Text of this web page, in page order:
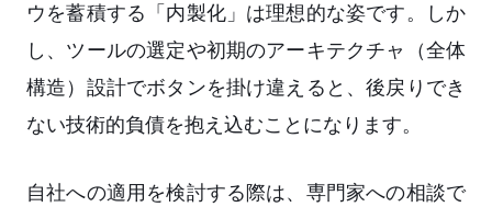
ウを蓄積する「内製化」は理想的な姿です。しか
し、ツールの選定や初期のアーキテクチャ（全体
構造）設計でボタンを掛け違えると、後戻りでき
ない技術的負債を抱え込むことになります。
自社への適用を検討する際は、専門家への相談で